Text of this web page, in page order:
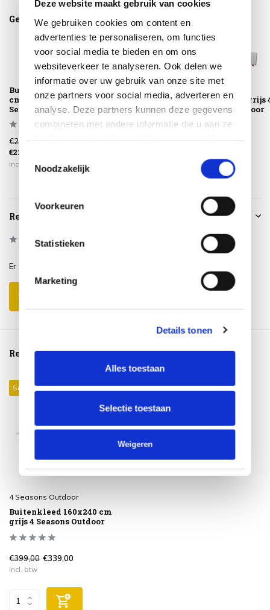
Deze website maakt gebruik van cookies
We gebruiken cookies om content en
advertenties te personaliseren, om functies
voor social media te bieden en om ons
websiteverkeer te analyseren. Ook delen we
informatie over uw gebruik van onze site met
onze partners voor social media, adverteren en
analyse. Deze partners kunnen deze gegevens
combineren met andere informatie die u aan ze
Noodzakelijk
Voorkeuren
Statistieken
Marketing
Details tonen
Alles toestaan
Selectie toestaan
Weigeren
Gerelateerde producten
Buitenkleed 150
cm rond grijs 4
Seasons Outdoor
€275,00
€229,00
Incl. btw
Buitenkleed 200
cm rond grijs 4
Seasons Outdoor
€375,00
Buitenkleed
200x290 cm grijs
Seasons Outdoor
€549,00
Incl. btw
Reviews
0/ Based on 0 reviews
Er zijn nog geen reviews geschreven over dit product..
Schrijf je eigen review
Reeds bekeken
Sale 15%
4 Seasons Outdoor
Buitenkleed 160x240 cm
grijs 4 Seasons Outdoor
€399,00 €339,00
Incl. btw